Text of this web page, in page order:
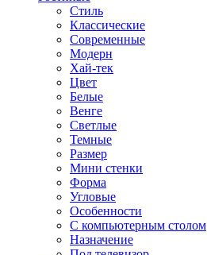
Стиль
Классические
Современные
Модерн
Хай-тек
Цвет
Белые
Венге
Светлые
Темные
Размер
Мини стенки
Форма
Угловые
Особенности
С компьютерным столом
Назначение